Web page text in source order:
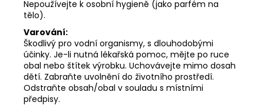
Nepoužívejte k osobní hygieně (jako parfém na
tělo).
Varování:
Škodlivý pro vodní organismy, s dlouhodobými
účinky. Je-li nutná lékařská pomoc, mějte po ruce
obal nebo štítek výrobku. Uchovávejte mimo dosah
dětí. Zabraňte uvolnění do životního prostředí.
Odstraňte obsah/obal v souladu s místními
předpisy.